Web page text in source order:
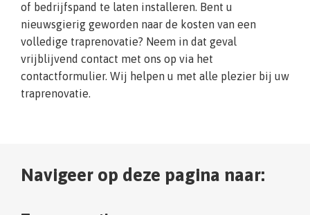
of bedrijfspand te laten installeren. Bent u
nieuwsgierig geworden naar de kosten van een
volledige traprenovatie? Neem in dat geval
vrijblijvend contact met ons op via het
contactformulier. Wij helpen u met alle plezier bij uw
traprenovatie.
Navigeer op deze pagina naar: